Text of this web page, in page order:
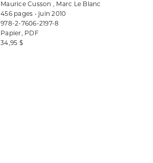
Maurice Cusson , Marc Le Blanc
456 pages • juin 2010
978-2-7606-2197-8
Papier, PDF
34,95 $